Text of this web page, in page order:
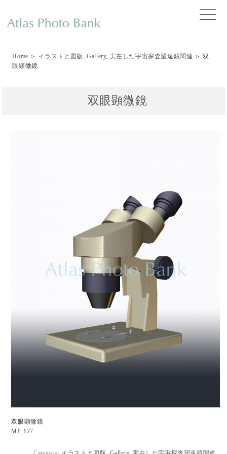
toggle
Home ＞ イラストと図版,Gallery, 実在した宇宙探査望遠鏡関連 ＞ 双
眼顕微鏡
双眼顕微鏡
双眼顕微鏡
MP-127